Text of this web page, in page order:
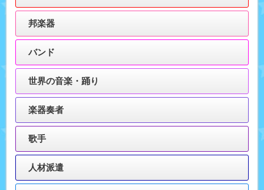
邦楽器
バンド
世界の音楽・踊り
楽器奏者
歌手
人材派遣